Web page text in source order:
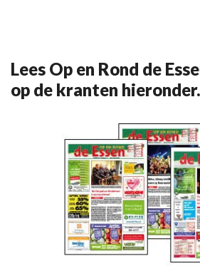
Lees Op en Rond de
op de kranten hieronder.